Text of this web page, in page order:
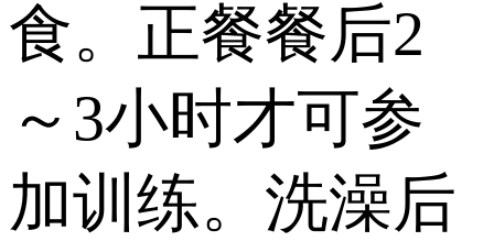
食。正餐餐后2
～3小时才可参
加训练。洗澡后